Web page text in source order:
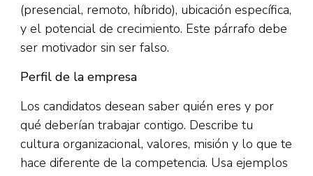
(presencial, remoto, híbrido), ubicación específica,
y el potencial de crecimiento. Este párrafo debe
ser motivador sin ser falso.​
Perfil de la empresa
Los candidatos desean saber quién eres y por
qué deberían trabajar contigo. Describe tu
cultura organizacional, valores, misión y lo que te
hace diferente de la competencia. Usa ejemplos